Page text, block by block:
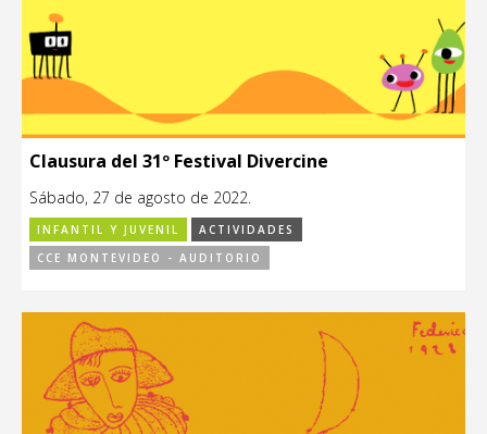
Clausura del 31º Festival Divercine
Sábado, 27 de agosto de 2022.
INFANTIL Y JUVENIL
ACTIVIDADES
CCE MONTEVIDEO - AUDITORIO